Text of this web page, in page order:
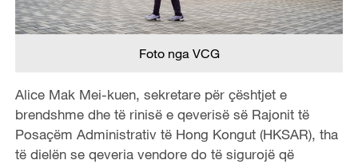
Foto nga VCG
Alice Mak Mei-kuen, sekretare për çështjet e
brendshme dhe të rinisë e qeverisë së Rajonit të
Posaçëm Administrativ të Hong Kongut (HKSAR), tha
të dielën se qeveria vendore do të sigurojë që